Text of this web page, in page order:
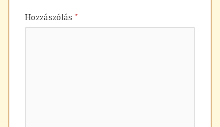
Hozzászólás *